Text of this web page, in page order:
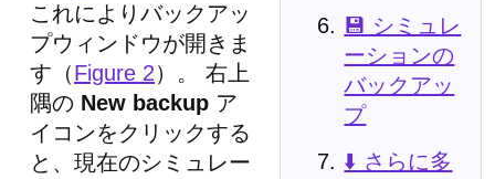
💾 シミュレ
ーションの
バックアッ
プ
⬇️ さらに多
これによりバックアッ
プウィンドウが開きま
す（Figure 2）。 右上
隅の New backup ア
イコンをクリックする
と、現在のシミュレー